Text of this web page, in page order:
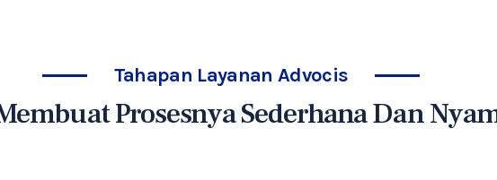
Tahapan Layanan Advocis
Prosesnya Sederhana Dan